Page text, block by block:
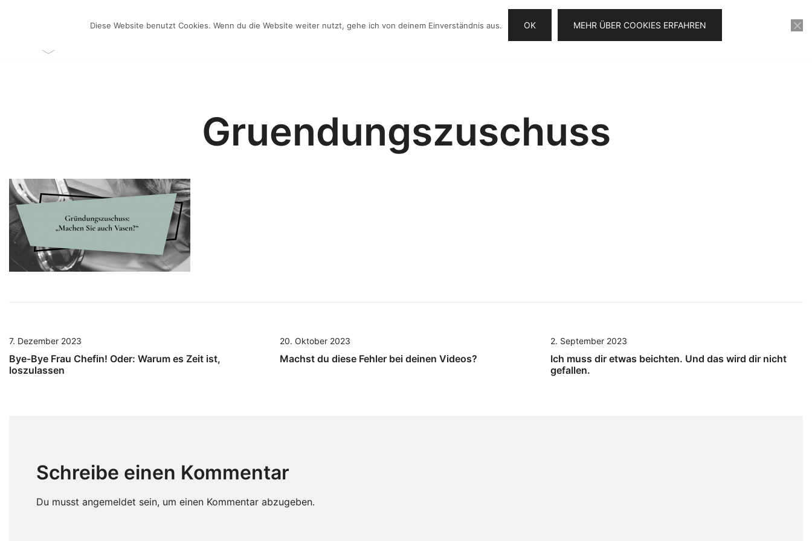
ÜBER MICH VIDEO-BLOG VIDEO-IDEEN CHECKLISTE ANGEBOTE KONTAKT VIDEOSERIE FÜR 0€
Gruendungszuschuss
7. Dezember 2023
Bye-Bye Frau Chefin! Oder: Warum es Zeit ist,
loszulassen
20. Oktober 2023
Machst du diese Fehler bei deinen Videos?
2. September 2023
Ich muss dir etwas beichten. Und das wird dir nicht
gefallen.
Schreibe einen Kommentar
Du musst angemeldet sein, um einen Kommentar abzugeben.
Diese Website benutzt Cookies. Wenn du die Website weiter nutzt, gehe ich von deinem Einverständnis aus. OK MEHR ÜBER COOKIES ERFAHREN